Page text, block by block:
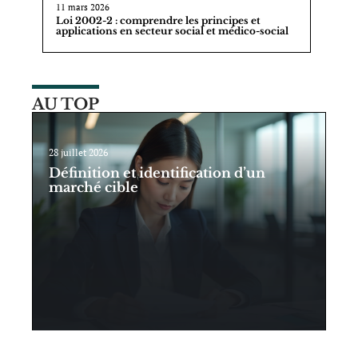
11 mars 2026
Loi 2002-2 : comprendre les principes et
applications en secteur social et médico-social
AU TOP
28 juillet 2026
Définition et identification d’un
marché cible